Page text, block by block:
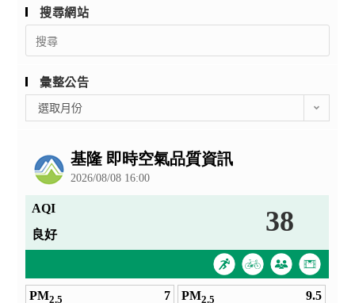
搜尋網站
Search
for:
彙整公告
整
選取月份